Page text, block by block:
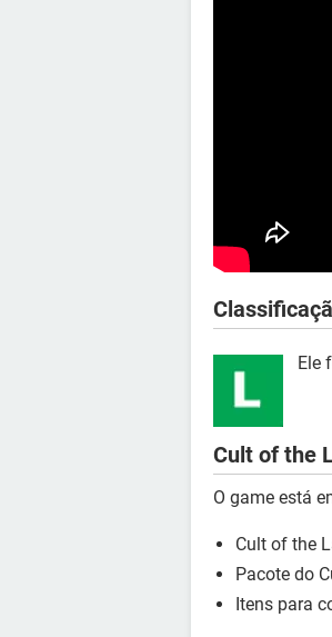
Ele
Cult of the
O game está
Cult of the
Pacote do
Itens para